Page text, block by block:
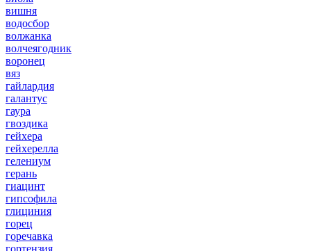
вишня
водосбор
волжанка
волчеягодник
воронец
вяз
гайлардия
галантус
гаура
гвоздика
гейхера
гейхерелла
гелениум
герань
гиацинт
гипсофила
глициния
горец
горечавка
гортензия